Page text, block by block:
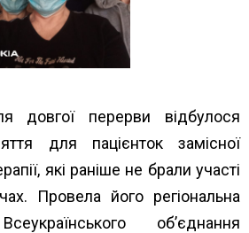
довгої перерви відбулося
для пацієнток замісної
які раніше не брали участі
Провела його регіональна
об’єднання